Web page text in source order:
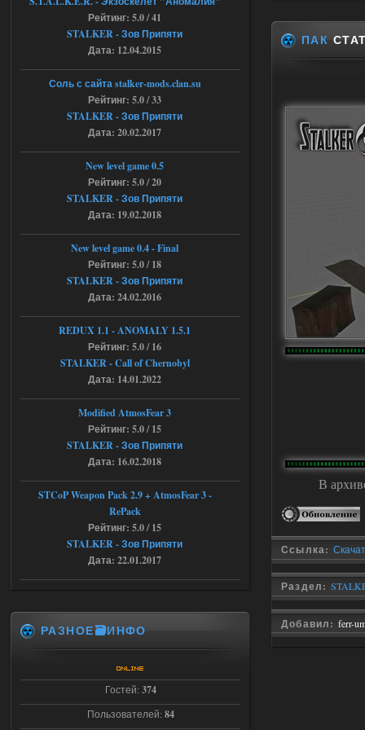
ПАК
В
Ссылка:
Раздел:
Добавил: ferr-
анимаций курения и анимаций еды и
экзоча как в трелере
Ответить ➤
04.08.2026
Объединенный Пак 2 + OGSR +
STCoP WP 3.4
andreyforest1993
https://rutube.ru/video/50be34
6a53045b746b6f2d80812029a
3/?r=plemwd
Ответить ➤
04.08.2026
STCoP WP 3.4
Объединенный Пак 2 + OGSR +
STCoP WP 3.4
andreyforest1993
там есть опция расшириные
анимации нпс, я поставил
галочку но толку ноль, ни каких
анимаций нет, может это что-то другое,
не известно, больше нет ни каких таких
кнопок по поводу анимаций
Последний рассвет - Эпизод 1
Объединенный Пак 2 + OGSR +
STCoP WP 3.4
Рейтинг: 5.0 / 41
STALKER - Зов Припяти
Дата: 12.04.2015
Соль с сайта stalker-mods.clan.su
Рейтинг: 5.0 / 33
STALKER - Зов Припяти
Дата: 20.02.2017
New level game 0.5
Рейтинг: 5.0 / 20
STALKER - Зов Припяти
Дата: 19.02.2018
New level game 0.4 - Final
Рейтинг: 5.0 / 18
STALKER - Зов Припяти
Дата: 24.02.2016
REDUX 1.1​​​​​​​ - ANOMALY 1.5.1
Рейтинг: 5.0 / 16
STALKER - Call of Chernobyl
Дата: 14.01.2022
Modified AtmosFear 3
Рейтинг: 5.0 / 15
STALKER - Зов Припяти
Дата: 16.02.2018
STCoP Weapon Pack 2.9 + AtmosFear 3 -
RePack
Рейтинг: 5.0 / 15
STALKER - Зов Припяти
Дата: 22.01.2017
РАЗНОЕ🗃️ИНФО
Гостей: 374
Пользователей: 84